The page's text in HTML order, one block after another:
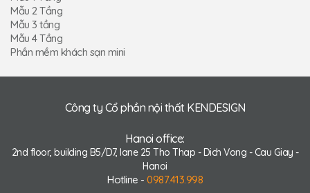
Mẫu 2 Tầng
Mẫu 3 tầng
Mẫu 4 Tầng
Phần mềm khách sạn mini
Công ty Cổ phần nội thất KENDESIGN
Hanoi office:
2nd floor, building B5/D7, lane 25 Tho Thap - Dich Vong - Cau Giay -
Hanoi
Hotline - 0987.413.998